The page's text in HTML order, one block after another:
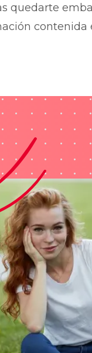
quedarte
contenida